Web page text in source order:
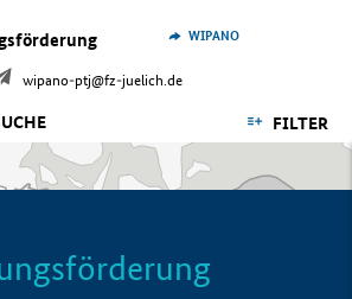
wipano-ptj@fz-juelich.de
WIPANO
FILTER